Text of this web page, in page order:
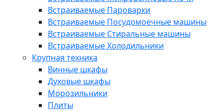
Встраиваемые Пароварки
Встраиваемые Посудомоечные машины
Встраиваемые Стиральные машины
Встраиваемые Холодильники
Крупная техника
Винные шкафы
Духовые шкафы
Морозильники
Плиты